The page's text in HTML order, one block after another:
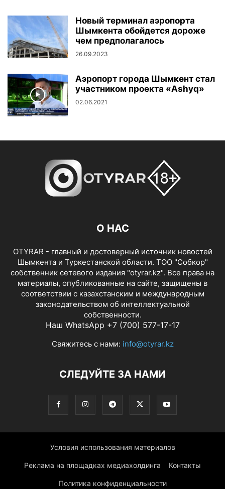
Новый терминал аэропорта
Шымкента обойдется дороже
чем предполагалось
26.09.2023
Аэропорт города Шымкент стал
участником проекта «Ashyq»
02.06.2021
О НАС
OTYRAR - главный и достоверный источник новостей
Шымкента и Туркестанской области. ТОО "Собкор"
собственник сетевого издания "otyrar.kz". Все права на
материалы, опубликованные на сайте, защищены в
соответствии с казахстанским и международным
законодательством об интеллектуальной
собственности.
Наш WhatsApp +7 (700) 577-17-17
Свяжитесь с нами: info@otyrar.kz
СЛЕДУЙТЕ ЗА НАМИ
Условия использования материалов
Реклама на площадках медиахолдинга Контакты
Политика конфиденциальности